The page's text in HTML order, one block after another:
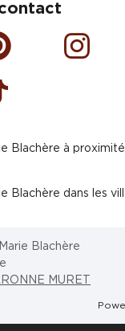
Instagram
Blachère à proximité
Blachère dans les
Blachère
MURET